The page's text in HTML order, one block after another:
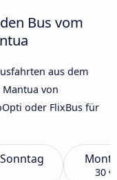
Bus vom
aus dem
von
oder FlixBus für
Sonntag
30 €